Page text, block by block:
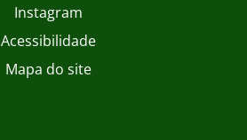
Instagram
Acessibilidade
Mapa do site